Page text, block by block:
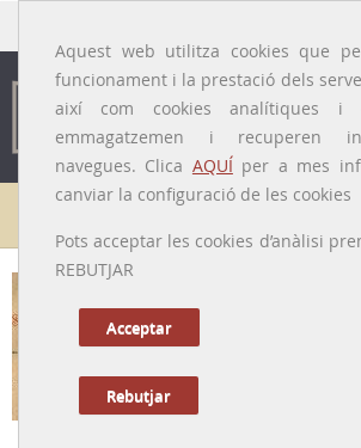
Aquest web utilitza cookies que
funcionament i la prestació dels
així com cookies analítiques i
emmagatzemen i recuperen
navegues. Clica AQUÍper a mes
canviar la configuració de les cookies
Pots acceptar les cookies d’anàlisi
REBUTJAR
Acceptar
Rebutjar
Galeria de metges